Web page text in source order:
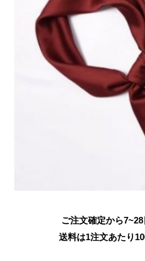
ご注文確定から
送料は1注文あたり